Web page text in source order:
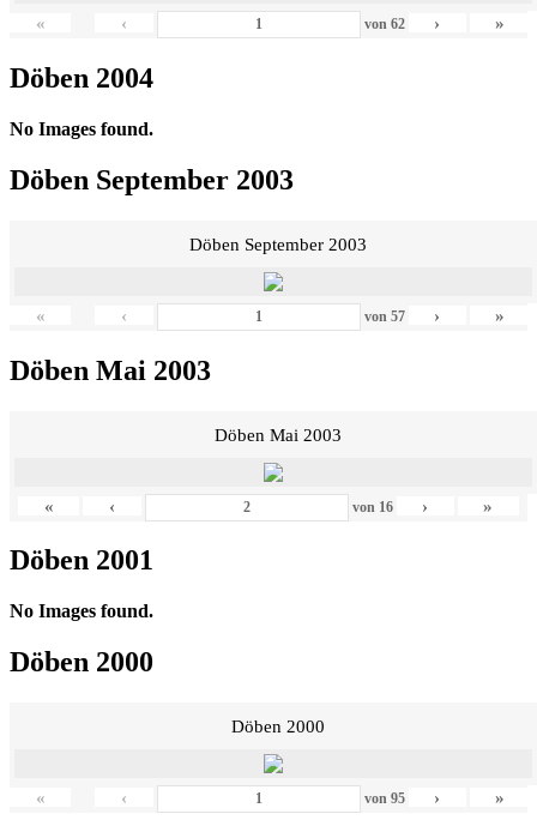
« ‹ von 62 › »
Döben 2004
No Images found.
Döben September 2003
Döben September 2003
« ‹ von 57 › »
Döben Mai 2003
Döben Mai 2003
« ‹ von 16 › »
Döben 2001
No Images found.
Döben 2000
Döben 2000
« ‹ von 95 › »